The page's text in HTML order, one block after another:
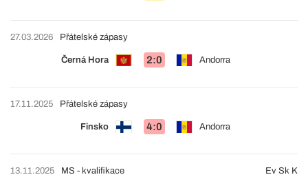
27.03.2026
Černá Hora 2:0 Andorra
Přátelské zápasy
17.11.2025
Finsko 4:0 Andorra
Přátelské zápasy
13.11.2025 MS - kvalifikace Ev Sk K